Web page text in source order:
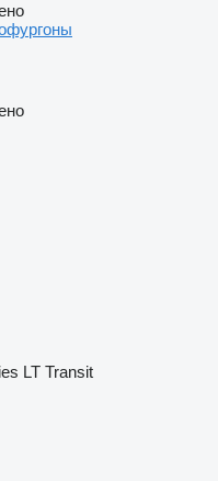
LT Transit